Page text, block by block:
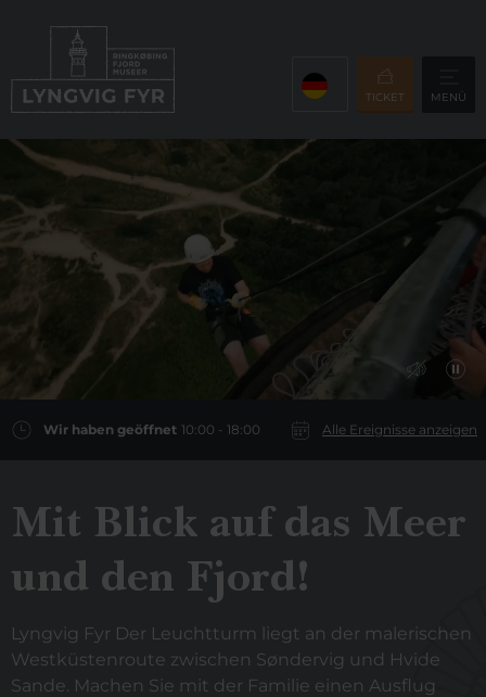
TICKET MENÜ
Mit Blick auf das Meer
und den Fjord!
Lyngvig Fyr Der Leuchtturm liegt an der malerischen
Westküstenroute zwischen Søndervig und Hvide
Sande. Machen Sie mit der Familie einen Ausflug
Wir haben geöffnet 10:00 - 18:00 Alle Ereignisse anzeigen